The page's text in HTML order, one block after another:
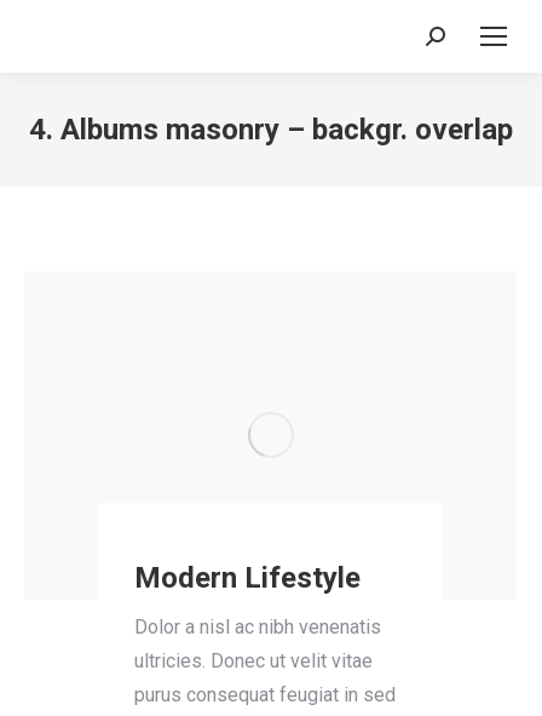
Search:
4. Albums masonry – backgr. overlap
Modern Lifestyle
Dolor a nisl ac nibh venenatis
ultricies. Donec ut velit vitae
purus consequat feugiat in sed